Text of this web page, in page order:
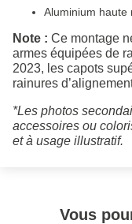
Aluminium haute
Note : Ce montage
armes équipées de
2023, les capots
rainures
*Les photos
accessoires ou
et à usage illustratif.
Vous